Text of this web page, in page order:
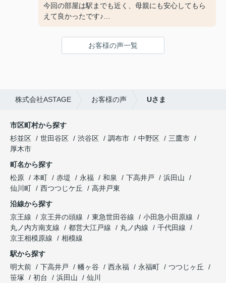
今回の部屋は駅までも近く、母親にも安心してもら
えて良かったです♪
ってます！
ありがとうございました(^^♪
お客様の声一覧
株式会社ASTAGE お客様の声 Uさま
市区町村から探す
杉並区
世田谷区 渋谷区 調布市 中野区
三鷹市
厚木市
町名から探す
松原
本町 赤堤 永福 和泉 下高井戸
浜田山
仙川町
西つつじケ丘
高井戸東
沿線から探す
京王線
京王井の頭線 東急世田谷線
小田急小田原線
丸ノ内方南支線
都営大江戸線 丸ノ内線
千代田線
京王相模原線
相模線
駅から探す
明大前
下高井戸 幡ヶ谷 西永福 永福町
つつじヶ丘
笹塚
初台 浜田山 仙川